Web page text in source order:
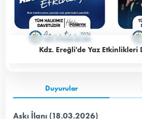
Kdz. Ereğli'de Yaz Etkinlikleri
Duyurular
Askı İlanı (18.03.2026)